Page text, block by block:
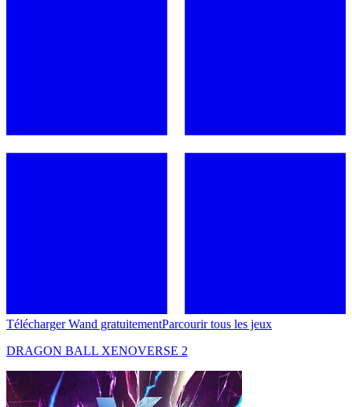
Télécharger Wand gratuitementParcourir tous les jeux
DRAGON BALL XENOVERSE 2